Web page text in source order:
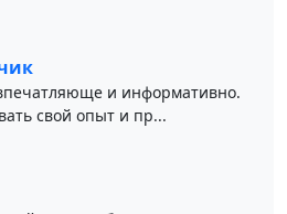
и информативно.
свой опыт и пр...